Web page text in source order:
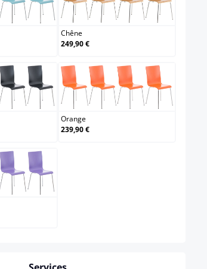
Bleu clair Chêne
Chêne
249,90 €
Noir Orange
Orange
239,90 €
Violet